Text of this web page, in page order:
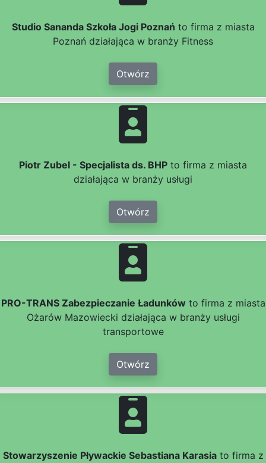
Studio Sananda Szkoła Jogi Poznań to firma z miasta
Poznań działająca w branży Fitness
Otwórz
Piotr Zubel - Specjalista ds. BHP to firma z miasta
działająca w branży usługi
Otwórz
PRO-TRANS Zabezpieczanie Ładunków to firma z miasta
Ożarów Mazowiecki działająca w branży usługi
transportowe
Otwórz
Stowarzyszenie Pływackie Sebastiana Karasiato firma z